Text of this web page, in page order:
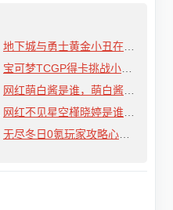
地下城与勇士黄金小丑在哪个图
宝可梦TCGP得卡挑战小技巧指南
网红萌白酱是谁，萌白酱甜味弥漫一口幼桃来历个人资料介绍
网红不见星空槿晓婷是谁，槿晓婷的资源都是真的吗
无尽冬日0氪玩家攻略心得分享